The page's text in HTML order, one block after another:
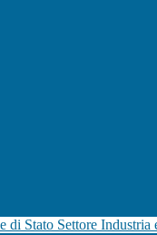
di Stato Settore Industria